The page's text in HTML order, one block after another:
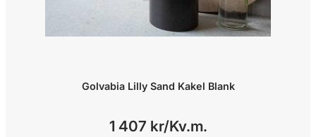
Golvabia Lilly Sand Kakel Blank
1 407 kr/Kv.m.